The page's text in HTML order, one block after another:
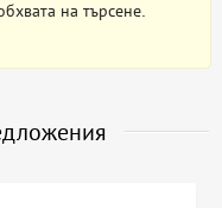
на търсене.